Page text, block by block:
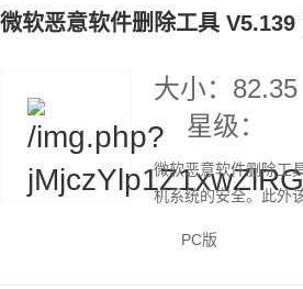
微软恶意软件删除工具 V5.139
大小：
星级：
微软恶意软件删除工
机系统的安全。此外
PC版